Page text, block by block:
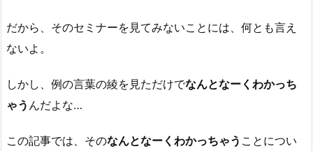
だから、そのセミナーを見てみないことには、何とも言え
ないよ。
しかし、例の言葉の綾を見ただけでなんとなーくわかっち
ゃう んだよな…
この記事では、そのなんとなーくわかっちゃう ことについ